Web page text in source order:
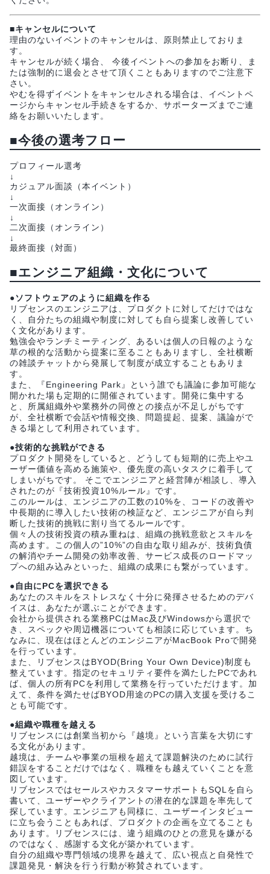
■キャンセルについて
理由のないイベントのキャンセルは、原則禁止しておりま
す。
キャンセルが続く場合、 今後イベントへの参加をお断り、ま
たは強制的に退会とさせて頂くこともありますのでご注意下
さい。
やむを得ずイベントをキャンセルされる場合は、イベントペ
ージからキャンセル手続きをするか、サポーターズまでご連
絡をお願いいたします。
■今後の選考フロー
プロフィール選考
↓
カジュアル面談（本イベント）
↓
一次面接（オンライン）
↓
二次面接（オンライン）
↓
最終面接（対面）
■エンジニア組織・文化について
●ソフトウェアのように組織を作る
リブセンスのエンジニアは、プロダクトに対してだけではな
く、自分たちの組織や制度に対しても自ら提案し改善してい
く文化があります。
勉強会やランチミーティング、あるいは個人の日報のような
草の根的な活動から提案に至ることもありますし、全社横断
の雑談チャットから発展して制度が成立することもありま
す。
また、『Engineering Park』という誰でも議論に参加可能な
開かれた場も定期的に開催されています。開発に集中する
と、所属組織外や業務外の同僚との接点が不足しがちです
が、全社横断で会話や情報交換、問題提起、提案、議論がで
きる場として利用されています。
●技術的な挑戦ができる
プロダクト開発をしていると、どうしても短期的に売上やユ
ーザー価値を高める施策や、優先度の高いタスクに着手して
しまいがちです。 そこでエンジニアと経営陣が相談し、導入
されたのが『技術投資10%ルール』です。
このルールは、エンジニアの工数の10%を、コードの改善や
中長期的に導入したい技術の検証など、エンジニアが自ら判
断した技術的挑戦に割り当てるルールです。
個々人の技術投資の積み重ねは、組織の挑戦意欲とスキルを
高めます。この個人の”10%”の自由な取り組みが、技術負債
の解消やチーム開発の効率改善、サービス成長のロードマッ
プへの組み込みといった、組織の成果にも繋がっています。
●自由にPCを選択できる
あなたのスキルをストレスなく十分に発揮させるためのデバ
イスは、あなたが選ぶことができます。
会社から提供される業務PCはMac及びWindowsから選択で
き、スペックや周辺機器についても相談に応じています。ち
なみに、現在はほとんどのエンジニアがMacBook Proで開発
を行っています。
また、リブセンスはBYOD(Bring Your Own Device)制度も
整えています。指定のセキュリティ要件を満たしたPCであれ
ば、個人の所有PCを利用して業務を行っていただけます。加
えて、条件を満たせばBYOD用途のPCの購入支援を受けるこ
とも可能です。
●組織や職種を越える
リブセンスには創業当初から『越境』という言葉を大切にす
る文化があります。
越境は、チームや事業の垣根を超えて課題解決のために試行
錯誤をすることだけではなく、職種をも越えていくことを意
図しています。
リブセンスではセールスやカスタマーサポートもSQLを自ら
書いて、ユーザーやクライアントの潜在的な課題を率先して
探しています。エンジニアも同様に、ユーザーインタビュー
に立ち会うこともあれば、プロダクトの企画を立てることも
あります。リブセンスには、違う組織のひとの意見を嫌がる
のではなく、感謝する文化が築かれています。
自分の組織や専門領域の境界を越えて、広い視点と自発性で
課題発見・解決を行う行動が称賛されています。